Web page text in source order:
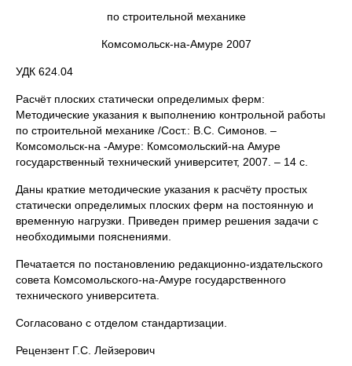
по строительной механике
Комсомольск-на-Амуре 2007
УДК 624.04
Расчёт плоских статически определимых ферм:
Методические указания к выполнению контрольной работы
по строительной механике /Сост.: В.С. Симонов. –
Комсомольск-на -Амуре: Комсомольский-на Амуре
государственный технический университет, 2007. – 14 с.
Даны краткие методические указания к расчёту простых
статически определимых плоских ферм на постоянную и
временную нагрузки. Приведен пример решения задачи с
необходимыми пояснениями.
Печатается по постановлению редакционно-издательского
совета Комсомольского-на-Амуре государственного
технического университета.
Согласовано с отделом стандартизации.
Рецензент Г.С. Лейзерович